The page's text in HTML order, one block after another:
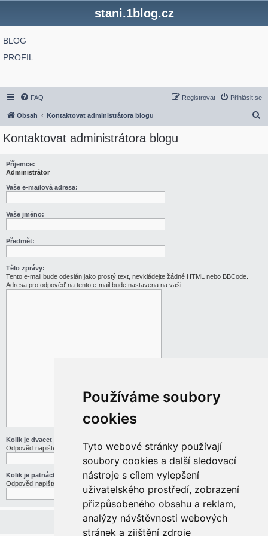
Používáme soubory
cookies
Tyto webové stránky používají
soubory cookies a další sledovací
nástroje s cílem vylepšení
uživatelského prostředí, zobrazení
přizpůsobeného obsahu a reklam,
analýzy návštěvnosti webových
stránek a zjištění zdroje
stani.1blog.cz
BLOG
PROFIL
FAQ Přihlásit se
Registrovat
Obsah Kontaktovat administrátora blogu
Kontaktovat administrátora blogu
Příjemce:
Administrátor
Vaše e-mailová adresa:
Vaše jméno:
Předmět:
Tělo zprávy:
Tento e-mail bude odeslán jako prostý text, nevkládejte žádné HTML nebo BBCode.
Adresa pro odpověď na tento e-mail bude nastavena na vaši.
Kolik je dvacet jedna děleno třemi
Odpověď napište slovy
Kolik je patnáct mínus pět
Odpověď napište slovy